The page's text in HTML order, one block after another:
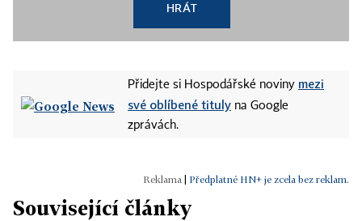
HRÁT
Přidejte si Hospodářské noviny mezi
své oblíbené tituly na Google
zprávách.
Předplatné HN+ je zcela bez reklam.
Související články